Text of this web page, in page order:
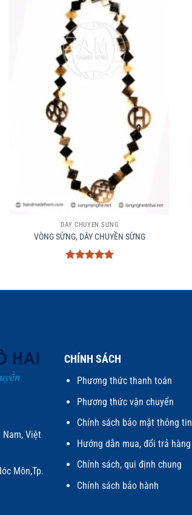
DÂY CHUYỀN SỪNG
VÒNG SỪNG, DÂY CHUYỀN SỪNG
sao
Nam, Việt
Môn,Tp.
CHÍNH SÁCH
Phương thức thanh toán
Phương thức vận chuyển
Chính sách bảo mật thông tin
Hướng dẫn mua, đổi trả hàng
Chính sách, qui định chung
Chính sách bảo hành